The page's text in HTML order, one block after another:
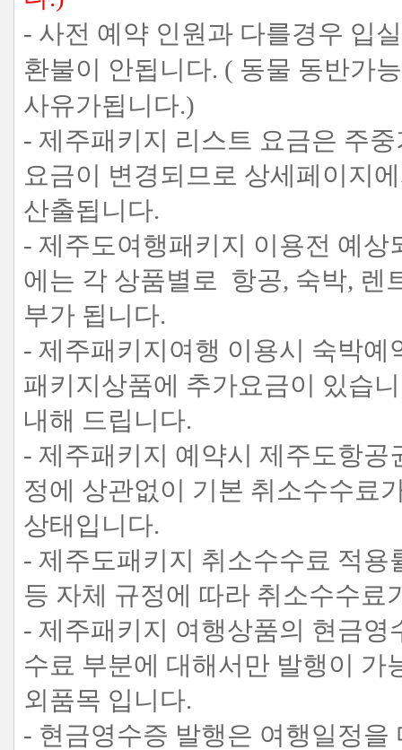
- 사전 예약 인원과 다를경우 입
환불이 안됩니다. ( 동물 동반가
사유가됩니다.)
- 제주패키지 리스트 요금은 주
요금이 변경되므로 상세페이지
산출됩니다.
- 제주도여행패키지 이용전 예
에는 각 상품별로 항공, 숙박, 렌
부가 됩니다.
- 제주패키지여행 이용시 숙박
패키지상품에 추가요금이 있습
내해 드립니다.
- 제주패키지 예약시 제주도항
정에 상관없이 기본 취소수수료
상태입니다.
- 제주도패키지 취소수수료 적
등 자체 규정에 따라 취소수수료
- 제주패키지 여행상품의 현금
수료 부분에 대해서만 발행이
외품목 입니다.
- 현금영수증 발행은 여행일정